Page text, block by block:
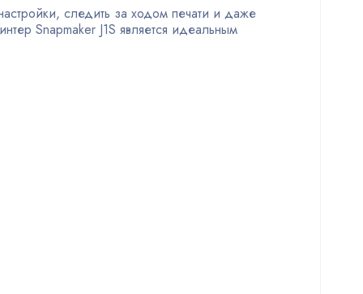
следить за ходом печати и даже
Snapmaker J1S является идеальным